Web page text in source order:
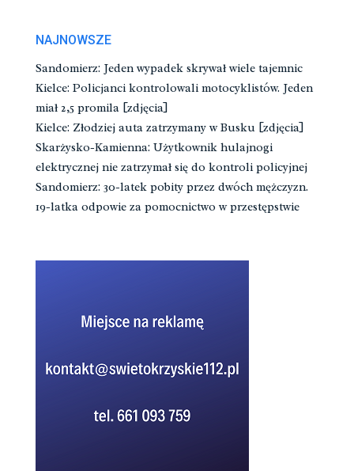
NAJNOWSZE
Sandomierz: Jeden wypadek skrywał wiele tajemnic
Kielce: Policjanci kontrolowali motocyklistów. Jeden
miał 2,5 promila [zdjęcia]
Kielce: Złodziej auta zatrzymany w Busku [zdjęcia]
Skarżysko-Kamienna: Użytkownik hulajnogi
elektrycznej nie zatrzymał się do kontroli policyjnej
Sandomierz: 30-latek pobity przez dwóch mężczyzn.
19-latka odpowie za pomocnictwo w przestępstwie